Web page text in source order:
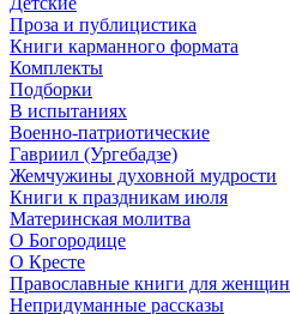
Проза и публицистика
Книги карманного формата
Комплекты
Подборки
В испытаниях
Военно-патриотические
Гавриил (Ургебадзе)
Жемчужины духовной мудрости
Книги к праздникам июля
Материнская молитва
О Богородице
О Кресте
Православные книги для женщин
Непридуманные рассказы